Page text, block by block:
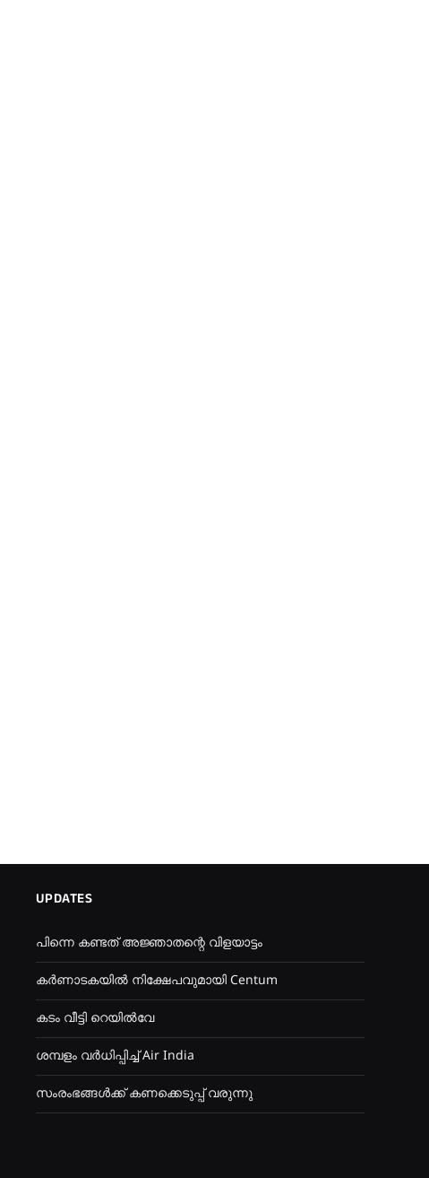
UPDATES
പിന്നെ കണ്ടത് അജ്ഞാതന്റെ വിളയാട്ടം
കർണാടകയിൽ നിക്ഷേപവുമായി Centum
കടം വീട്ടി റെയിൽവേ
ശമ്പളം വർധിപ്പിച്ച് Air India
സംരംഭങ്ങൾക്ക് കണക്കെടുപ്പ് വരുന്നു